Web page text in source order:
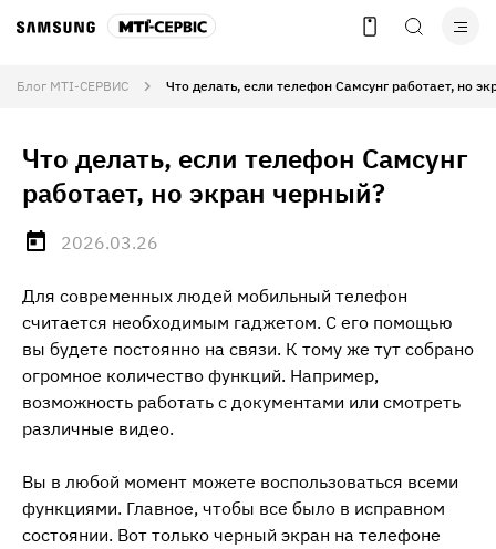
Блог МТІ-СЕРВИС Что делать, если телефон Самсунг работает, но
Что делать, если телефон Самсунг
работает, но экран черный?
2026.03.26
Для современных людей мобильный телефон
считается необходимым гаджетом. С его помощью
вы будете постоянно на связи. К тому же тут собрано
огромное количество функций. Например,
возможность работать с документами или смотреть
различные видео.
Вы в любой момент можете воспользоваться всеми
функциями. Главное, чтобы все было в исправном
состоянии. Вот только черный экран на телефоне